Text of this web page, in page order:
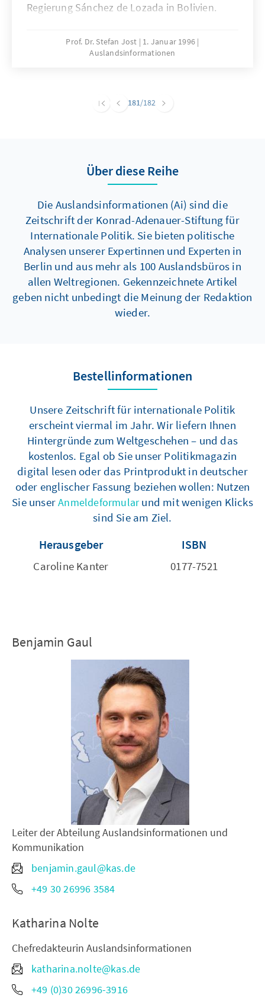
Regierung Sánchez de Lozada in Bolivien.
Prof. Dr. Stefan Jost
1. Januar 1996
Auslandsinformationen
181/182
Über diese Reihe
Die Auslandsinformationen (Ai) sind die
Zeitschrift der Konrad-Adenauer-Stiftung für
Internationale Politik. Sie bieten politische
Analysen unserer Expertinnen und Experten in
Berlin und aus mehr als 100 Auslandsbüros in
allen Weltregionen. Gekennzeichnete Artikel
geben nicht unbedingt die Meinung der Redaktion
wieder.
Bestellinformationen
Unsere Zeitschrift für internationale Politik
erscheint viermal im Jahr. Wir liefern Ihnen
Hintergründe zum Weltgeschehen – und das
kostenlos. Egal ob Sie unser Politikmagazin
digital lesen oder das Printprodukt in deutscher
oder englischer Fassung beziehen wollen: Nutzen
Sie unserAnmeldeformularund mit wenigen Klicks
sind Sie am Ziel.
Herausgeber
Caroline Kanter
ISBN
0177-7521
Benjamin Gaul
Leiter der Abteilung Auslandsinformationen und
Kommunikation
benjamin.gaul@kas.de
+49 30 26996 3584
Katharina Nolte
Chefredakteurin Auslandsinformationen
katharina.nolte@kas.de
+49 (0)30 26996-3916